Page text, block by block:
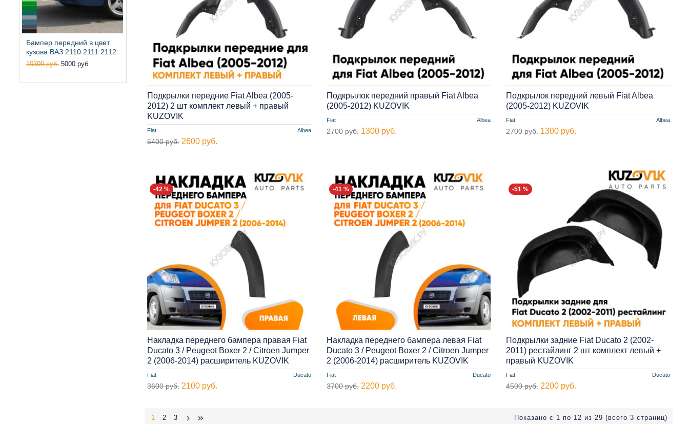
Бампер передний в цвет
кузова ВАЗ 2110 2111 2112
10300 руб. 5000 руб.
Fiat Albea
Подкрылки передние Fiat Albea (2005-
2012) 2 шт комплект левый + правый
KUZOVIK
5400 руб. 2600 руб.
Fiat Albea
Подкрылок передний правый Fiat Albea
(2005-2012) KUZOVIK
2700 руб. 1300 руб.
Fiat Albea
Подкрылок передний левый Fiat Albea
(2005-2012) KUZOVIK
2700 руб. 1300 руб.
-42 %
Fiat Ducato
Накладка переднего бампера правая Fiat
Ducato 3 / Peugeot Boxer 2 / Citroen Jumper
2 (2006-2014) расширитель KUZOVIK
3600 руб. 2100 руб.
-41 %
Fiat Ducato
Накладка переднего бампера левая Fiat
Ducato 3 / Peugeot Boxer 2 / Citroen Jumper
2 (2006-2014) расширитель KUZOVIK
3700 руб. 2200 руб.
-51 %
Fiat Ducato
Подкрылки задние Fiat Ducato 2 (2002-
2011) рестайлинг 2 шт комплект левый +
правый KUZOVIK
4500 руб. 2200 руб.
1 2 3 Показано с 1 по 12 из 29 (всего 3 страниц)